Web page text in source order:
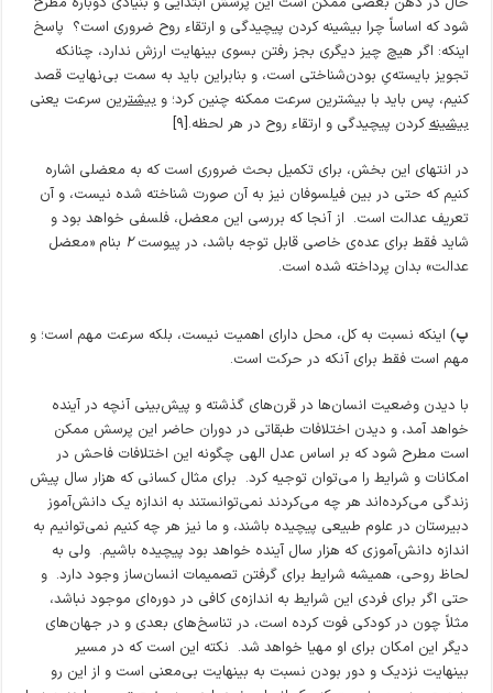
شود که اساساً چرا بیشینه کردن پیچیدگی و ارتقاء روح ضروری است؟ پاسخ
اینکه: اگر هیچ چیز دیگری بجز رفتن بسوی بینهایت ارزش ندارد، چنانکه
تجویز بایسته‌یِ بودن‌شناختی است، و بنابراین باید به سمت بی‌نهایت قصد
کنیم، پس باید با بیشترین سرعت ممکنه چنین کرد؛ وبیشترین سرعت یعنی
بیشینهکردن پیچیدگی و ارتقاء‌ روح در هر لحظه.[۹]
در انتهای این بخش، برای تکمیل بحث ضروری است که به معضلی اشاره
کنیم که حتی در بین فیلسوفان نیز به آن صورت شناخته شده نیست، و آن
تعریف عدالت است. از آنجا که بررسی این معضل، فلسفی خواهد بود و
شاید فقط برای عده‌ی خاصی قابل توجه باشد، در پیوست۲ بنام «معضل
عدالت» بدان پرداخته شده است.
پ) اینکه نسبت به کل، محل دارای اهمیت نیست، بلکه سرعت مهم است؛ و
مهم است فقط برای آنکه در حرکت است.
با دیدن وضعیت انسان‌ها در قرن‌های گذشته و پیش‌بینی آنچه در آینده
خواهد آمد، و دیدن اختلافات طبقاتی در دوران حاضر این پرسش ممکن
است مطرح شود که بر اساس عدل الهی چگونه این اختلافات فاحش در
امکانات و شرایط را می‌توان توجیه کرد. برای مثال کسانی که هزار سال پیش
زندگی می‌کرده‌اند هر چه می‌کردند نمی‌توانستند به اندازه یک دانش‌آموز
دبیرستان در علوم طبیعی پیچیده باشند، و ما نیز هر چه کنیم نمی‌توانیم به
اندازه دانش‌آموزی که هزار سال آینده خواهد بود پیچیده باشیم. ولی به
لحاظ روحی، همیشه شرایط برای گرفتن تصمیمات انسان‌ساز وجود دارد. و
حتی اگر برای فردی این شرایط به اندازه‌ی کافی در دوره‌ای موجود نباشد،
مثلاً چون در کودکی فوت کرده است، در تناسخ‌های بعدی و در جهان‌های
دیگر این امکان برای او مهیا خواهد شد. نکته این است که در مسیر
بینهایت نزدیک و دور بودن نسبت به بینهایت بی‌معنی است و از این رو